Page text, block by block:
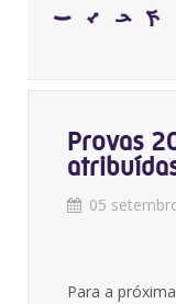
Provas
05
Para a